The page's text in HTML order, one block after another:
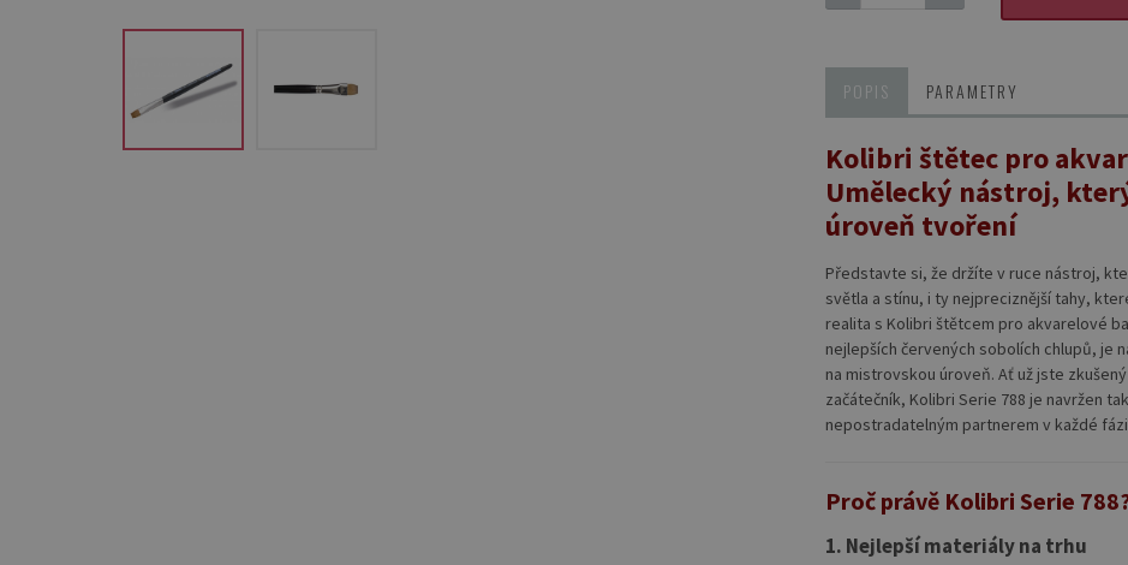
POPIS PARAMETRY
Kolibri štětec pro
Umělecký nástroj,
úroveň tvoření
Představte si, že držíte v ruce nástroj,
světla a stínu, i ty nejpreciznější tahy,
realita s Kolibri štětcem pro akvarelové
nejlepších červených sobolích chlupů, je
na mistrovskou úroveň. Ať už jste
začátečník, Kolibri Serie 788 je navržen
nepostradatelným partnerem v každé
Proč právě Kolibri Serie
1. Nejlepší materiály na trhu